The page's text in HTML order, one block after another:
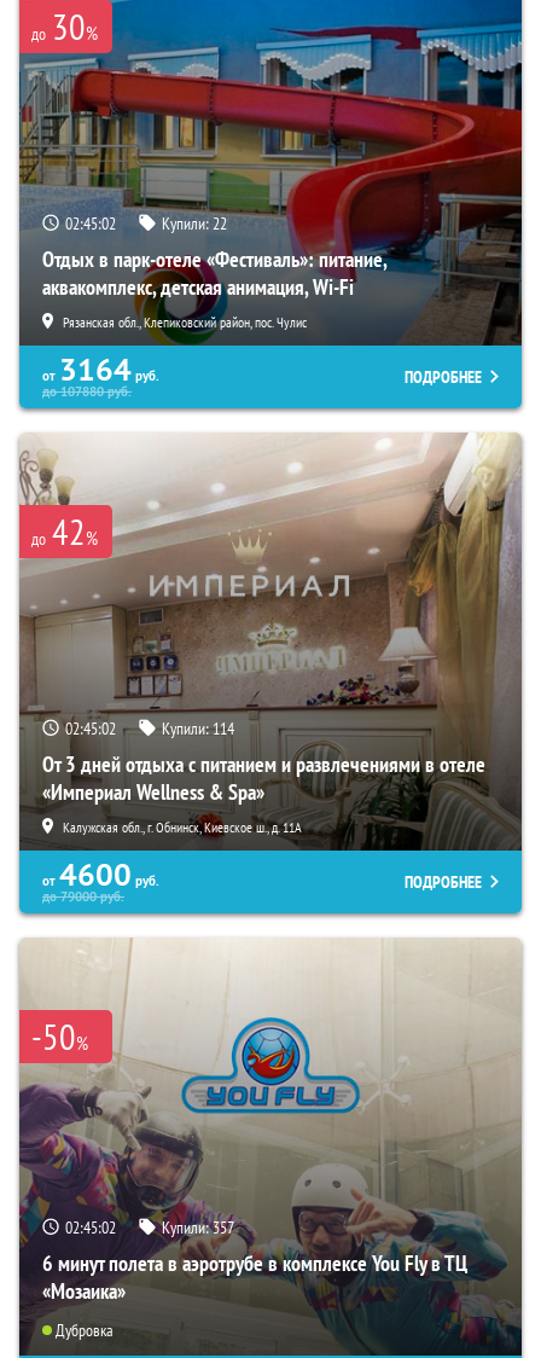
до 30%
02:45:00 Купили:22
Отдых в парк-отеле «Фестиваль»: питание,
аквакомплекс, детская анимация, Wi-Fi
Рязанская обл., Клепиковский район, пос. Чулис
от 3164 руб.
до107880руб.
ПОДРОБНЕЕ
до 42%
02:45:00 Купили:114
От 3 дней отдыха с питанием и развлечениями в отеле
«Империал Wellness & Spa»
Калужская обл., г. Обнинск, Киевское ш., д. 11А
от 4600 руб.
до79000руб.
ПОДРОБНЕЕ
-50%
02:45:00 Купили:357
6 минут полета в аэротрубе в комплексе You Fly в ТЦ
«Мозаика»
Дубровка